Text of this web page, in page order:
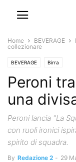
Home BEVERAGE
collezionare
BEVERAGE Birra
Peroni
una
Peroni lancia "La
con ruoli ironici
spirito di squadra.
By Redazione 2 - 29